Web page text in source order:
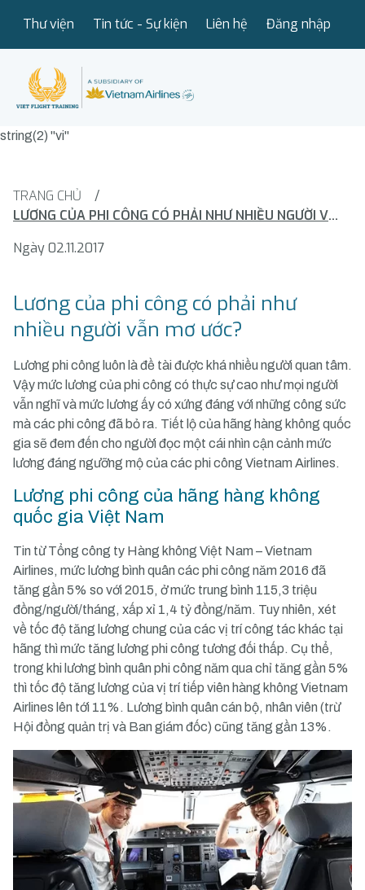
Thư viện Tin tức - Sự kiện Liên hệ Đăng nhập
string(2) "vi"
TRANG CHỦ
/
LƯƠNG CỦA PHI CÔNG CÓ PHẢI NHƯ NHIỀU NGƯỜI VẪN MƠ ƯỚC?
Ngày 02.11.2017
Lương của phi công có phải như
nhiều người vẫn mơ ước?
Lương phi công luôn là đề tài được khá nhiều người quan tâm.
Vậy mức lương của phi công có thực sự cao như mọi người
vẫn nghĩ và mức lương ấy có xứng đáng với những công sức
mà các phi công đã bỏ ra. Tiết lộ của hãng hàng không quốc
gia sẽ đem đến cho người đọc một cái nhìn cận cảnh mức
lương đáng ngưỡng mộ của các phi công Vietnam Airlines.
Lương phi công của hãng hàng không
quốc gia Việt Nam
Tin từ Tổng công ty Hàng không Việt Nam – Vietnam
Airlines, mức lương bình quân các phi công năm 2016 đã
tăng gần 5% so với 2015, ở mức trung bình 115,3 triệu
đồng/người/tháng, xấp xỉ 1,4 tỷ đồng/năm. Tuy nhiên, xét
về tốc độ tăng lương chung của các vị trí công tác khác tại
hãng thì mức tăng lương phi công tương đối thấp. Cụ thể,
trong khi lương bình quân phi công năm qua chỉ tăng gần 5%
thì tốc độ tăng lương của vị trí tiếp viên hàng không Vietnam
Airlines lên tới 11%. Lương bình quân cán bộ, nhân viên (trừ
Hội đồng quản trị và Ban giám đốc) cũng tăng gần 13%.